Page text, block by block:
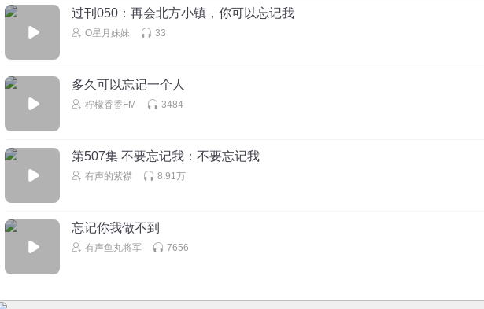
过刊050：再会北方小镇，你可以忘记我
O星月妹妹 33
多久可以忘记一个人
柠檬香香FM 3484
第507集 不要忘记我：不要忘记我
有声的紫襟 8.91万
忘记你我做不到
有声鱼丸将军 7656